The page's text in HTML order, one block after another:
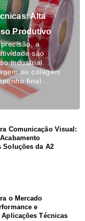
Alta
Produtivo
a
são
industrial.
ou colagem
final…
Comunicação Visual:
Soluções da A2
o Mercado
e
Técnicas